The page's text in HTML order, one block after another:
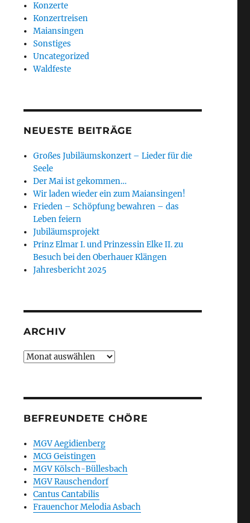
Konzerte
Konzertreisen
Maiansingen
Sonstiges
Uncategorized
Waldfeste
NEUESTE BEITRÄGE
Großes Jubiläumskonzert – Lieder für die
Seele
Der Mai ist gekommen…
Wir laden wieder ein zum Maiansingen!
Frieden – Schöpfung bewahren – das
Leben feiern
Jubiläumsprojekt
Prinz Elmar I. und Prinzessin Elke II. zu
Besuch bei den Oberhauer Klängen
Jahresbericht 2025
ARCHIV
Archiv
BEFREUNDETE CHÖRE
MGV Aegidienberg
MCG Geistingen
MGV Kölsch-Büllesbach
MGV Rauschendorf
Cantus Cantabilis
Frauenchor Melodia Asbach